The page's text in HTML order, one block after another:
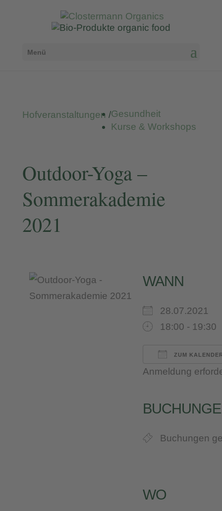
Menü
Hofveranstaltungen /Gesundheit
Kurse & Workshops
Outdoor-Yoga –
Sommerakademie
2021
WANN
28.07.2021
18:00 - 19:30
ZUM
ICS Google
Anmeldung
Buchungen
WO